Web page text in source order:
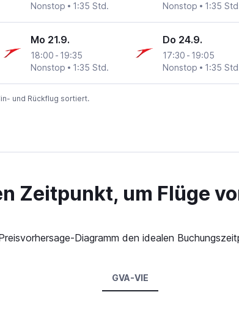
Nonstop
1:35 Std.
Nonstop
1:35
Mo 21.9.
18:00 - 19:35
Nonstop
1:35 Std.
Do 24.9.
17:30 - 19:05
Nonstop
1:35
und Rückflug sortiert.
Zeitpunkt, um Flüge
Diagramm den idealen
GVA-VIE